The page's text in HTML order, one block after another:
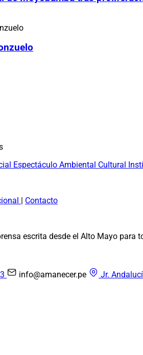
Espectáculo Ambiental Cultural
| Contacto
escrita desde el Alto Mayo para
info@amanecer.pe
Jr.